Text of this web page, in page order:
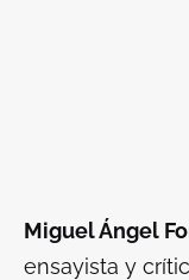
Miguel Ángel
ensayista y